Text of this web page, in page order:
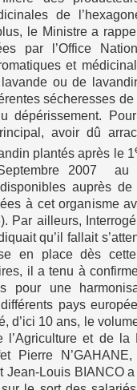
de
le Ministre a
par l’Office
et
ou de
sécheresses
dépérissement.
avoir dû
plantés après le 1
2007
au
auprès de
à cet organisme
Par ailleurs,
qu’il fallait
en place dès
il a tenu à
pour une
pays
d’ici 10 ans, le
l’Agriculture et de la
Pierre
Jean-Louis BIANCO